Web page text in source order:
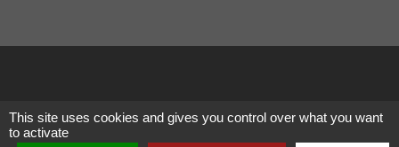
Liens
This site uses cookies and gives you control over what you want
to activate